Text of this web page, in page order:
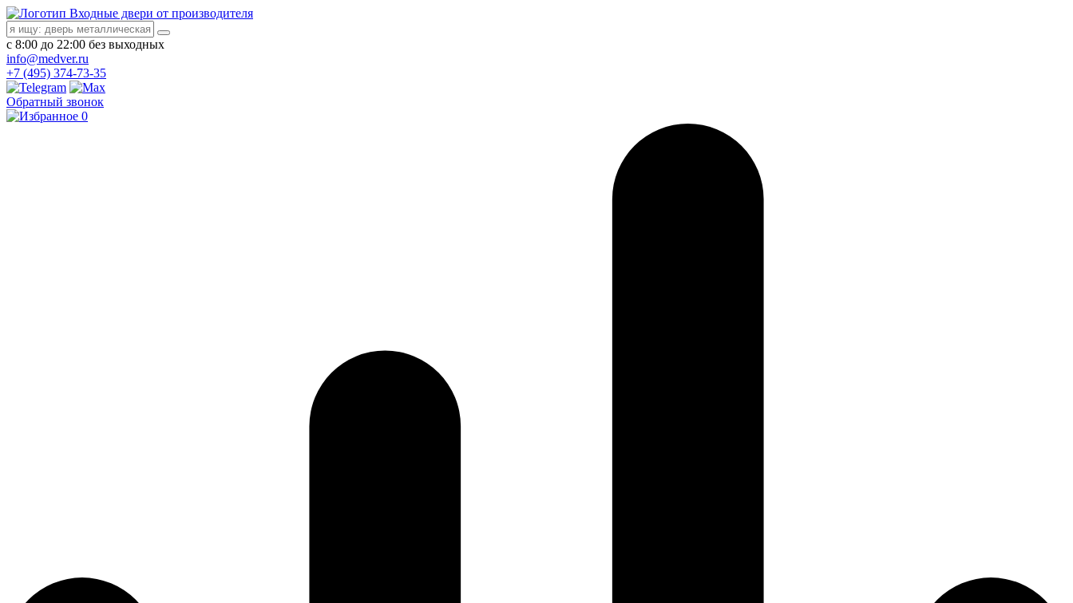
Входные двери от производителя
с 8:00 до 22:00 без выходных
info@medver.ru
+7 (495) 374-73-35
Обратный звонок
0